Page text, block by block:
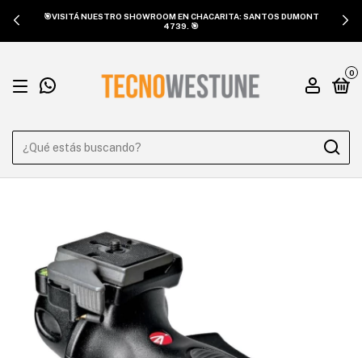
🎯VISITÁ NUESTRO SHOWROOM EN CHACARITA: SANTOS DUMONT
4739. 🎯
0